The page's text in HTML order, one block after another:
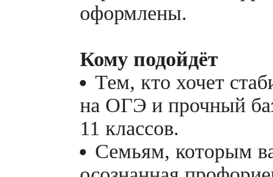
оформлены.
Кому подойдёт
Тем, кто хочет
на ОГЭ и прочный
11 классов.
Семьям, которым